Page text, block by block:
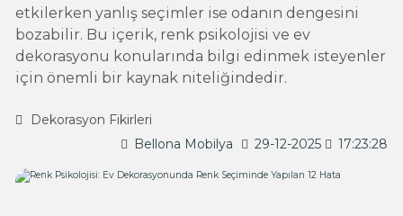
etkilerken yanlış seçimler ise odanın dengesini
bozabilir. Bu içerik, renk psikolojisi ve ev
dekorasyonu konularında bilgi edinmek isteyenler
için önemli bir kaynak niteliğindedir.
Dekorasyon Fikirleri
Bellona Mobilya
29-12-2025 17:23:28